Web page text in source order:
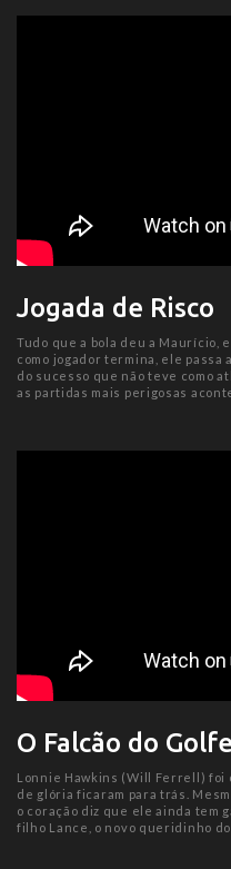
Jogada de Risco
Tudo que a bola deu a Maurício,
como jogador termina, ele passa
do sucesso que não teve como
as partidas mais perigosas
O Falcão do Golfe
Lonnie Hawkins (Will Ferrell) foi
de glória ficaram para trás.
o coração diz que ele ainda tem
filho Lance, o novo queridinho